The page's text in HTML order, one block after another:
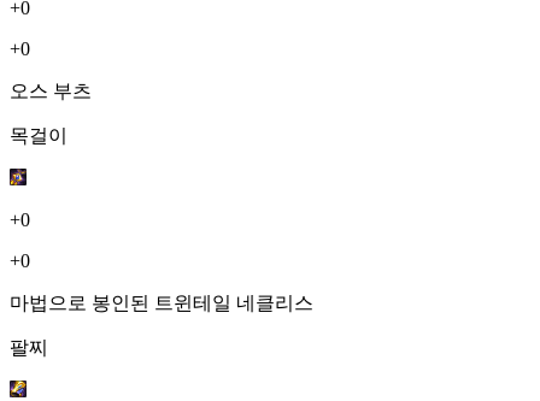
+0
+0
오스 부츠
목걸이
+0
+0
마법으로 봉인된 트윈테일 네클리스
팔찌